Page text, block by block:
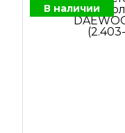
В наличии